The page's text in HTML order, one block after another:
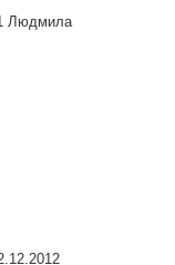
Людмила